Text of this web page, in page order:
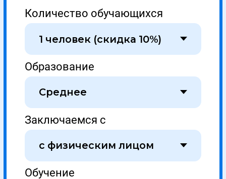
Проверить лицензию →
Отзывы на сервисах Яндекса
Образовательная лицензия № Л035-01298-77/00634797
Работаем с соответствии с ФЗ №44 и №223
Покупай в рассрочку 0% .
Переходи в калькулятор.